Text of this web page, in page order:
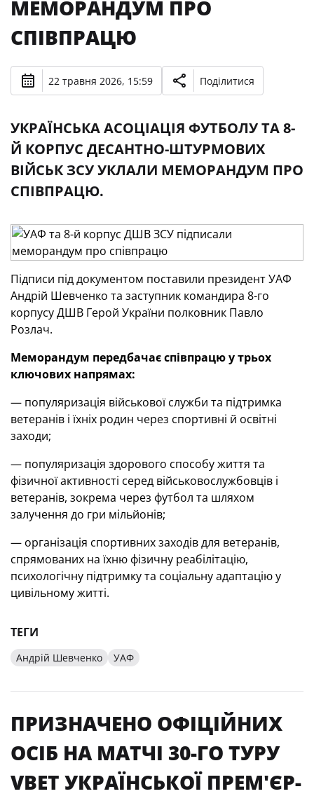
МЕМОРАНДУМ ПРО
СПІВПРАЦЮ
22 травня 2026, 15:59 Поділитися
УКРАЇНСЬКА АСОЦІАЦІЯ ФУТБОЛУ ТА 8-
Й КОРПУС ДЕСАНТНО-ШТУРМОВИХ
ВІЙСЬК ЗСУ УКЛАЛИ МЕМОРАНДУМ ПРО
СПІВПРАЦЮ.
Підписи під документом поставили президент УАФ
Андрій Шевченко та заступник командира 8-го
корпусу ДШВ Герой України полковник Павло
Розлач.
Меморандум передбачає співпрацю у трьох
ключових напрямах:
— популяризація військової служби та підтримка
ветеранів і їхніх родин через спортивні й освітні
заходи;
— популяризація здорового способу життя та
фізичної активності серед військовослужбовців і
ветеранів, зокрема через футбол та шляхом
залучення до гри мільйонів;
— організація спортивних заходів для ветеранів,
спрямованих на їхню фізичну реабілітацію,
психологічну підтримку та соціальну адаптацію у
цивільному житті.
ТЕГИ
Андрій Шевченко УАФ
ПРИЗНАЧЕНО ОФІЦІЙНИХ
ОСІБ НА МАТЧІ 30-ГО ТУРУ
VBET УКРАЇНСЬКОЇ ПРЕМ'ЄР-